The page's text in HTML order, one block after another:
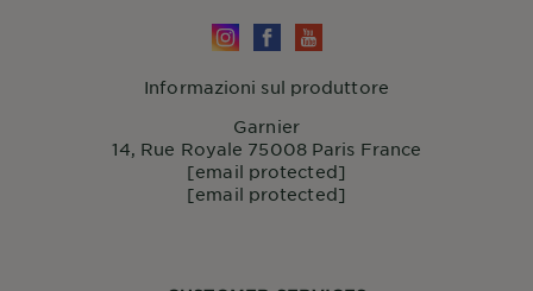
Informazioni sul produttore
Garnier
14, Rue Royale 75008 Paris France
[email protected]
[email protected]